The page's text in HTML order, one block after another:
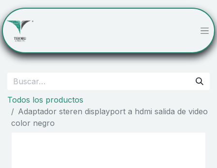
Todos los productos
Adaptador steren displayport a hdmi salida de video
color negro